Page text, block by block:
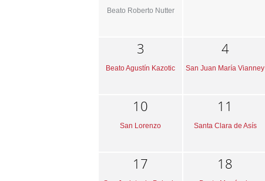
Beato Roberto Nutter
3
Beato Agustín Kazotic
4
San Juan María Vianney
10
San Lorenzo
11
Santa Clara de Asís
17 18